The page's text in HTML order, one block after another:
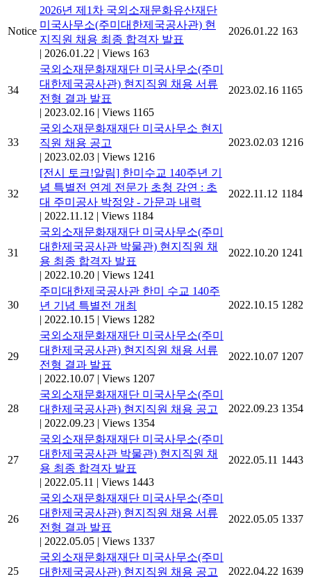
Notice
2026년 제1차 국외소재문화유산재단
미국사무소(주미대한제국공사관) 현
지직원 채용 최종 합격자 발표
| 2026.01.22 | Views 163
2026.01.22 163
34
국외소재문화재재단 미국사무소(주미
대한제국공사관) 현지직원 채용 서류
전형 결과 발표
| 2023.02.16 | Views 1165
2023.02.16 1165
33
국외소재문화재재단 미국사무소 현지
직원 채용 공고
| 2023.02.03 | Views 1216
2023.02.03 1216
32
[전시 토크!알림] 한미수교 140주년 기
념 특별전 연계 전문가 초청 강연 : 초
대 주미공사 박정양 - 가문과 내력
| 2022.11.12 | Views 1184
2022.11.12 1184
31
국외소재문화재재단 미국사무소(주미
대한제국공사관 박물관) 현지직원 채
용 최종 합격자 발표
| 2022.10.20 | Views 1241
2022.10.20 1241
30
주미대한제국공사관 한미 수교 140주
년 기념 특별전 개최
| 2022.10.15 | Views 1282
2022.10.15 1282
29
국외소재문화재재단 미국사무소(주미
대한제국공사관) 현지직원 채용 서류
전형 결과 발표
| 2022.10.07 | Views 1207
2022.10.07 1207
28
국외소재문화재재단 미국사무소(주미
대한제국공사관) 현지직원 채용 공고
| 2022.09.23 | Views 1354
2022.09.23 1354
27
국외소재문화재재단 미국사무소(주미
대한제국공사관 박물관) 현지직원 채
용 최종 합격자 발표
| 2022.05.11 | Views 1443
2022.05.11 1443
26
국외소재문화재재단 미국사무소(주미
대한제국공사관) 현지직원 채용 서류
전형 결과 발표
| 2022.05.05 | Views 1337
2022.05.05 1337
25
국외소재문화재재단 미국사무소(주미
대한제국공사관) 현지직원 채용 공고
2022.04.22 1639